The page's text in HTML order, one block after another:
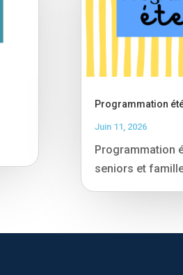
Programmation
Juin 11, 2026
Programmation
seniors et